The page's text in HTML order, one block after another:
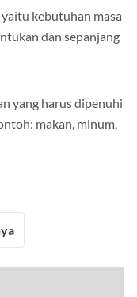
kebutuhan masa
dan sepanjang
yang harus dipenuhi
makan, minum,